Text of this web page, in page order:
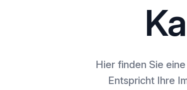
Hier finden Sie
Entspricht Ihre